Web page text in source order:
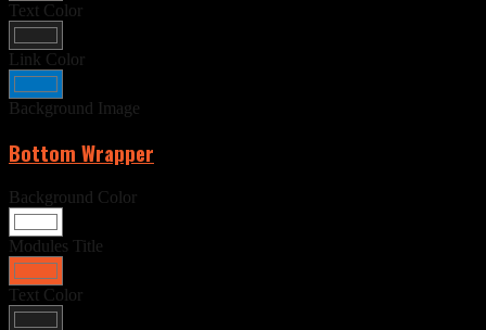
Text Color
Link Color
Background Image
Bottom Wrapper
Background Color
Modules Title
Text Color